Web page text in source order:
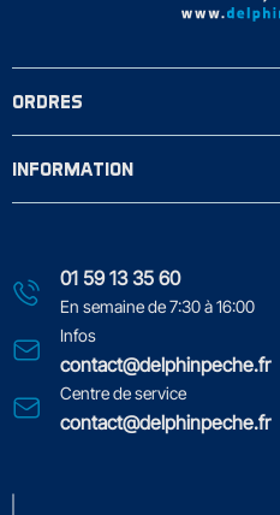
01 59 13 35 60
En semaine de 7:30 à 16:00
Infos
contact@delphinpeche.fr
Centre de service
contact@delphinpeche.fr
ORDRES
INFORMATION